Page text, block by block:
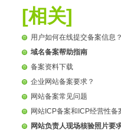
[相关]
用户如何在线提交备案信息
域名备案帮助指南
备案资料下载
企业网站备案要求？
网站备案常见问题
网站ICP备案和ICP经营性备
网站负责人现场核验照片要